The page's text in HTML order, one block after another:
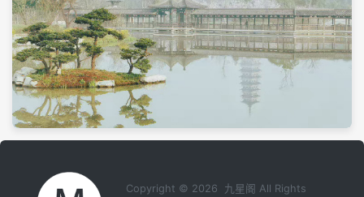
Copyright © 2026 九星阁 All Rights